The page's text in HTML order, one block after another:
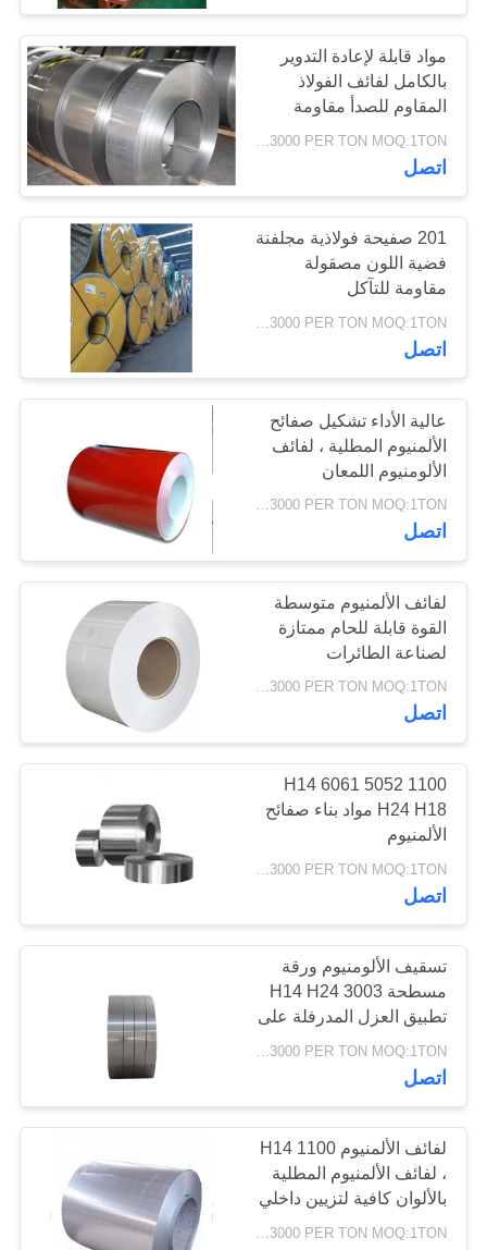
بنا
اطلب
اقتباس
لفة لفائف الالومنيوم
95
لفة قطاع الألمنيوم
32
أنبوب ألومنيوم
25
لفائف الفولاذ المقاوم
للصدأ
68
قطاع الفولاذ المقاوم
للصدأ
36
مواد قابلة لإعادة التدوير
بالكامل لفائف الفولاذ
المقاوم للصدأ مقاومة
درجات الحرارة العالية
اتصل
201 صفيحة فولاذية مجلفنة
فضية اللون مصقولة
مقاومة للتآكل
USD1200-3000 PER TON MOQ:1TON
اتصل
عالية الأداء تشكيل صفائح
الألمنيوم المطلية ، لفائف
الألومنيوم اللمعان
USD1500-3000 PER TON MOQ:1TON
اتصل
لفائف الألمنيوم متوسطة
القوة قابلة للحام ممتازة
لصناعة الطائرات
USD1500-3000 PER TON MOQ:1TON
اتصل
1100 5052 6061 H14
H24 H18 مواد بناء صفائح
الألمنيوم
اتصل
تسقيف الألومنيوم ورقة
مسطحة 3003 H14 H24
تطبيق العزل المدرفلة على
البارد
USD1500-3000 PER TON MOQ:1TON
اتصل
لفائف الألمنيوم 1100 H14
، لفائف الألمنيوم المطلية
بالألوان كافية لتزيين داخلي
USD1500-3000 PER TON MOQ:1TON